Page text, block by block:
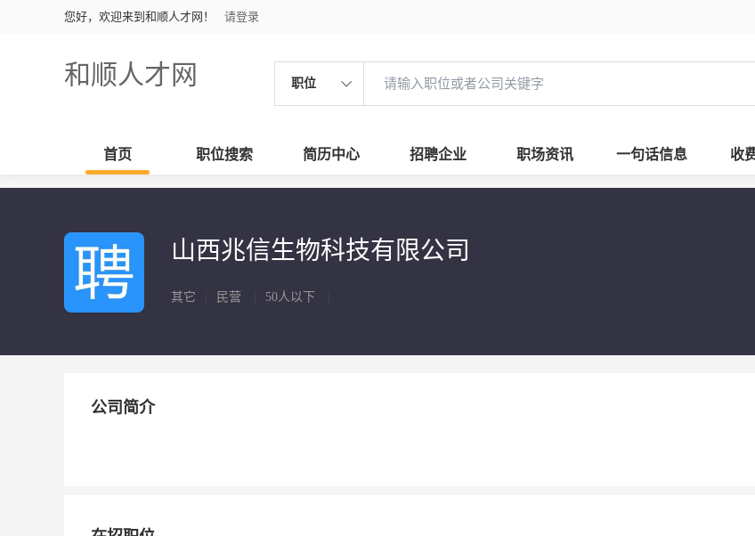
您好，欢迎来到和顺人才网！ 请登录
和顺人才网 职位
首页 职位搜索 简历中心 招聘企业 职场资讯 一句话信息 收
山西兆信生物科技有限公司
其它 民营 50人以下
公司简介